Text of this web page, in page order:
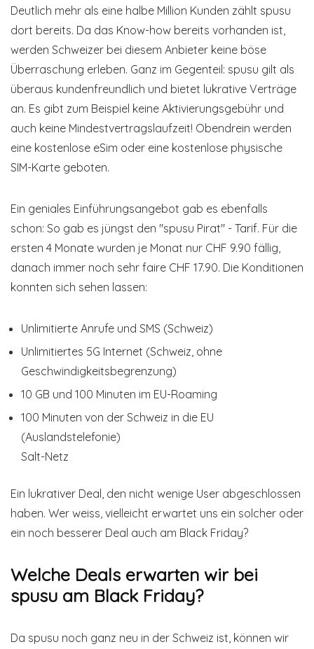
Deutlich mehr als eine halbe Million Kunden zählt spusu
dort bereits. Da das Know-how bereits vorhanden ist,
werden Schweizer bei diesem Anbieter keine böse
Überraschung erleben. Ganz im Gegenteil: spusu gilt als
überaus kundenfreundlich und bietet lukrative Verträge
an. Es gibt zum Beispiel keine Aktivierungsgebühr und
auch keine Mindestvertragslaufzeit! Obendrein werden
eine kostenlose eSim oder eine kostenlose physische
SIM-Karte geboten.
Ein geniales Einführungsangebot gab es ebenfalls
schon: So gab es jüngst den "spusu Pirat" - Tarif. Für die
ersten 4 Monate wurden je Monat nur CHF 9.90 fällig,
danach immer noch sehr faire CHF 17.90. Die Konditionen
konnten sich sehen lassen:
Unlimitierte Anrufe und SMS (Schweiz)
Unlimitiertes 5G Internet (Schweiz, ohne
Geschwindigkeitsbegrenzung)
10 GB und 100 Minuten im EU-Roaming
100 Minuten von der Schweiz in die EU
(Auslandstelefonie)
Salt-Netz
Ein lukrativer Deal, den nicht wenige User abgeschlossen
haben. Wer weiss, vielleicht erwartet uns ein solcher oder
ein noch besserer Deal auch am Black Friday?
Welche Deals erwarten wir bei
spusu am Black Friday?
Da spusu noch ganz neu in der Schweiz ist, können wir